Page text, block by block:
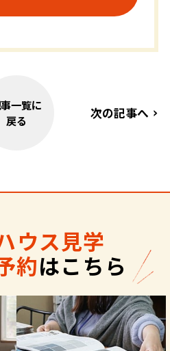
一覧に
戻る
次の記事へ
ウス見学
約はこちら